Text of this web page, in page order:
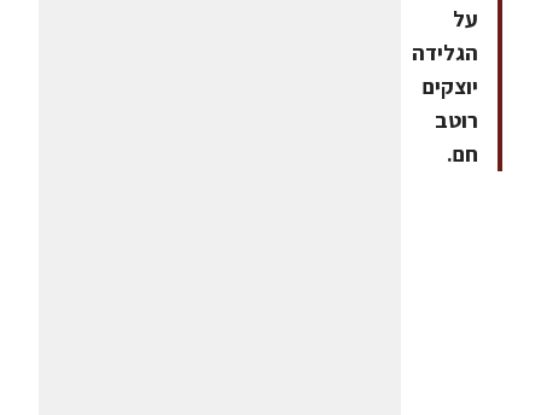
על
הגלידה
יוצקים
רוטב
חם.